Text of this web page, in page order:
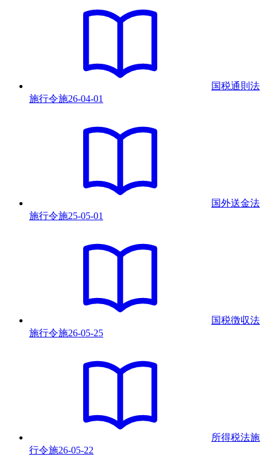
国税通則法
施行令施26-04-01
国外送金法
施行令施25-05-01
国税徴収法
施行令施26-05-25
所得税法施
行令施26-05-22